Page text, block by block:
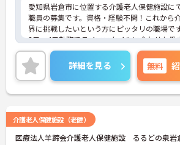
愛知県岩倉市に位置する介護老人保健施設に
職員の募集です。資格・経験不問！これから
界に挑戦したいという方にピッタリの職場で
3日～4日勤務でライフスタイルに合わせた働
可能！各種手当が充実しているので、安心し
やすい環境が整っています♪ご興味ある方は面
イントをお伝えしますので、お気軽にご連絡
い。
詳細を見る 無料
介護老人保健施設（老健）
医療法人羊蹄会介護老人保健施設 るるどの泉岩